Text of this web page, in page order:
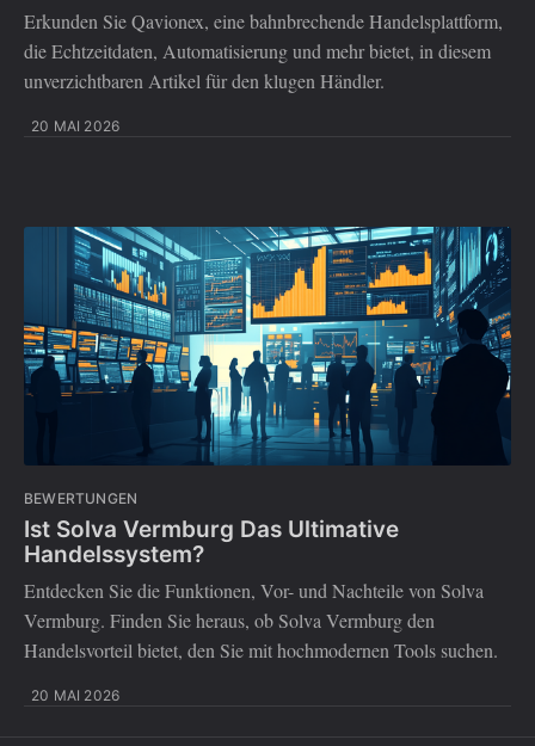
Erkunden Sie Qavionex, eine bahnbrechende Handelsplattform,
die Echtzeitdaten, Automatisierung und mehr bietet, in diesem
unverzichtbaren Artikel für den klugen Händler.
20 MAI 2026
BEWERTUNGEN
Ist Solva Vermburg Das Ultimative
Handelssystem?
Entdecken Sie die Funktionen, Vor- und Nachteile von Solva
Vermburg. Finden Sie heraus, ob Solva Vermburg den
Handelsvorteil bietet, den Sie mit hochmodernen Tools suchen.
20 MAI 2026